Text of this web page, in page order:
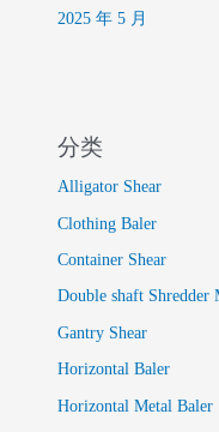
2025 年 5 月
分类
Alligator Shear
Clothing Baler
Container Shear
Double shaft Shredder
Gantry Shear
Horizontal Baler
Horizontal Metal Baler